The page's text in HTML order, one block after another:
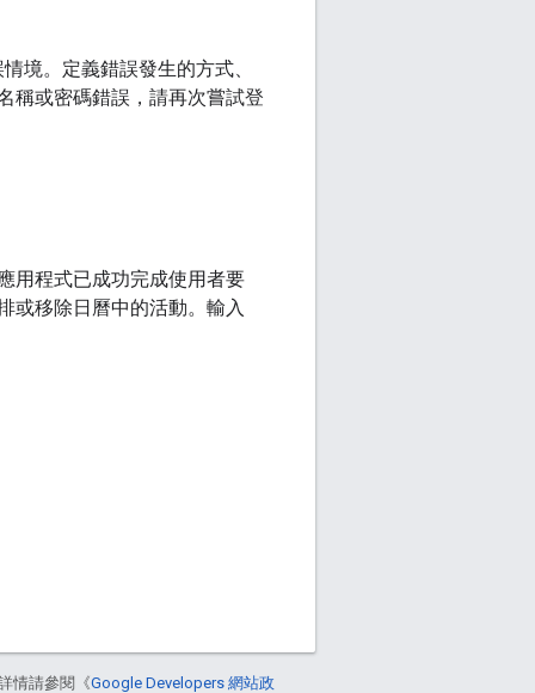
境。定義錯誤發生的方式、
稱或密碼錯誤，請再次嘗試登
用程式已成功完成使用者要
或移除日曆中的活動。輸入
情請參閱《Google Developers 網站政